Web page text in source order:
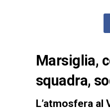
Marsiglia,
squadra,
L’atmosfera al